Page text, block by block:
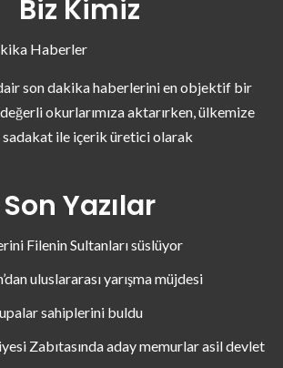
Biz Kimiz
Haberler
son dakika haberlerini en objektif bir
okurlarımıza aktarırken, ülkemize
sadakat ile içerik üretici olarak
Son Yazılar
Filenin Sultanları süslüyor
uluslararası yarışma müjdesi
sahiplerini buldu
Zabıtasında aday memurlar asil devlet